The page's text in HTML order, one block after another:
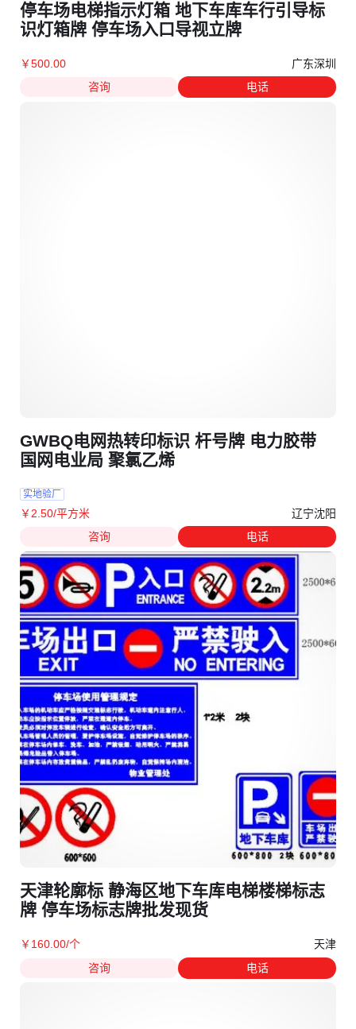
停车场电梯指示灯箱 地下车库车行引导标
识灯箱牌 停车场入口导视立牌
￥500 .00
广东深圳
咨询
电话
GWBQ电网热转印标识 杆号牌 电力胶带
国网电业局 聚氯乙烯
实地验厂
￥ 2 .50/平方米
辽宁沈阳
咨询
电话
天津轮廓标 静海区地下车库电梯楼梯标志
牌 停车场标志牌批发现货
￥ 160 .00/个
天津
咨询
电话